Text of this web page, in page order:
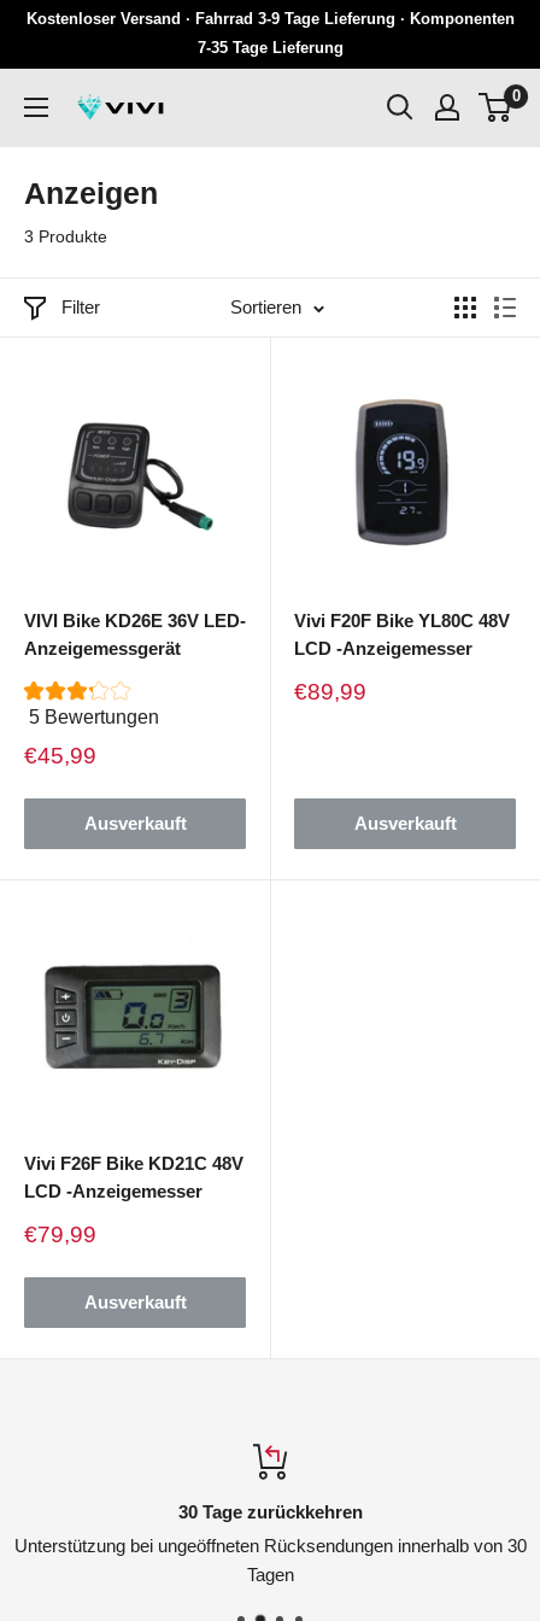
Überspringen
Inhalten
Kostenloser Versand · Fahrrad 3-9 Tage Lieferung · Komponenten
7-35 Tage Lieferung
VIVI
0
Anzeigen
3 Produkte
Filter Sortieren
VIVI Bike KD26E 36V LED-
Anzeigemessgerät
5 Bewertungen
Verkaufspreis
€45,99
Ausverkauft
Vivi F20F Bike YL80C 48V
LCD -Anzeigemesser
Verkaufspreis
€89,99
Ausverkauft
Vivi F26F Bike KD21C 48V
LCD -Anzeigemesser
Verkaufspreis
€79,99
Ausverkauft
30 Tage zurückkehren
Unterstützung bei ungeöffneten Rücksendungen innerhalb von 30
Tagen